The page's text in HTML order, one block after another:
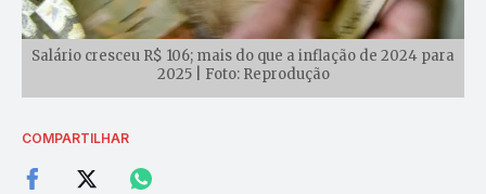
Salário cresceu R$ 106; mais do que a inflação de 2024 para
2025 | Foto: Reprodução
COMPARTILHAR